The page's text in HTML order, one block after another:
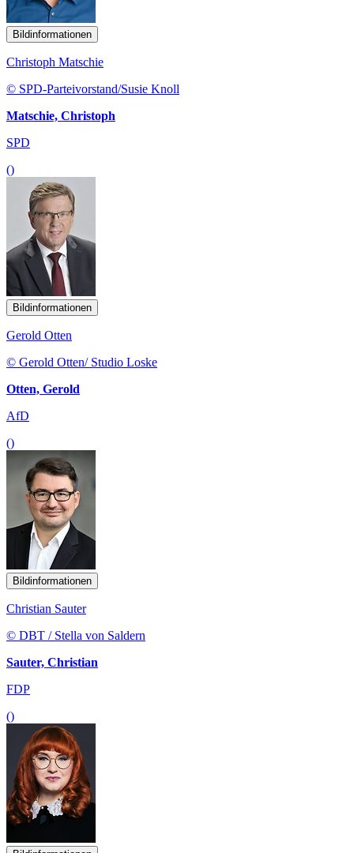
Bildinformationen
Christoph Matschie
© SPD-Parteivorstand/Susie Knoll
Matschie, Christoph
SPD
()
Bildinformationen
Gerold Otten
© Gerold Otten/ Studio Loske
Otten, Gerold
AfD
()
Bildinformationen
Christian Sauter
© DBT / Stella von Saldern
Sauter, Christian
FDP
()